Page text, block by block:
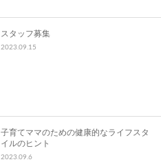
スタッフ募集
2023.09.15
子育てママのための健康的なライフスタ
イルのヒント
2023.09.6